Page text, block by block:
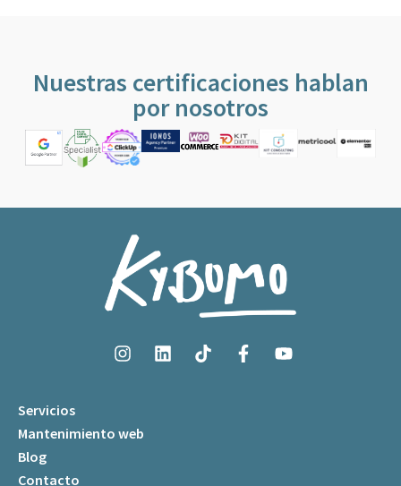
Nuestras certificaciones hablan
por nosotros
Servicios
Mantenimiento web
Blog
Contacto